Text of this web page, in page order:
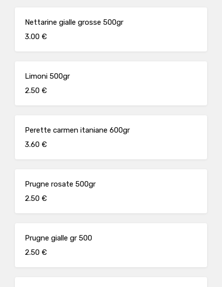
Nettarine gialle grosse 500gr
3.00 €
Limoni 500gr
2.50 €
Perette carmen itaniane 600gr
3.60 €
Prugne rosate 500gr
2.50 €
Prugne gialle gr 500
2.50 €